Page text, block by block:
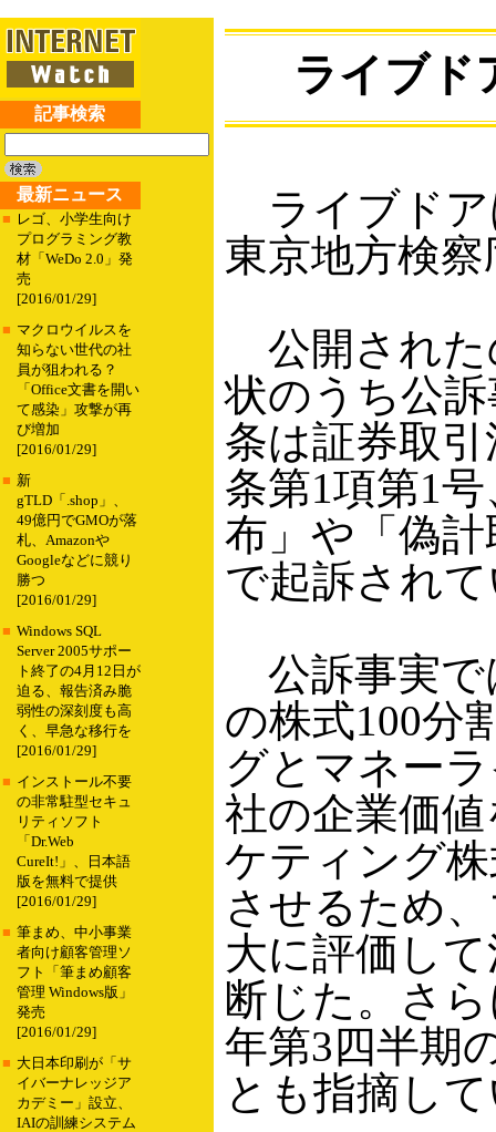
記事検索
最新ニュース
■ レゴ、小学生向け
プログラミング教
材「WeDo 2.0」発
売
[2016/01/29]
■ マクロウイルスを
知らない世代の社
員が狙われる？
「Office文書を開い
て感染」攻撃が再
び増加
[2016/01/29]
■ 新
gTLD「.shop」、
49億円でGMOが落
札、Amazonや
Googleなどに競り
勝つ
[2016/01/29]
■ Windows SQL
Server 2005サポー
ト終了の4月12日が
迫る、報告済み脆
弱性の深刻度も高
く、早急な移行を
[2016/01/29]
■ インストール不要
の非常駐型セキュ
リティソフト
「Dr.Web
CureIt!」、日本語
版を無料で提供
[2016/01/29]
■ 筆まめ、中小事業
者向け顧客管理ソ
フト「筆まめ顧客
管理 Windows版」
発売
[2016/01/29]
■ 大日本印刷が「サ
イバーナレッジア
カデミー」設立、
IAIの訓練システム
ライブド
ライブドア
東京地方検
公開された
状のうち公
条は証券取引
条第1項第1
布」や「偽
で起訴され
公訴事実で
の株式100分
グとマネー
社の企業価
ケティング
させるため
大に評価し
断じた。さ
年第3四半期
とも指摘し